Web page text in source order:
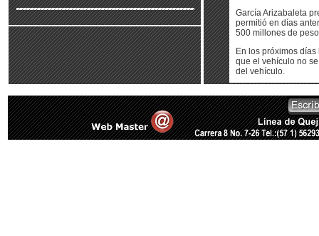
García Arizabaleta
permitió en días
500 millones de
En los próximos
que el vehículo no
del vehículo.